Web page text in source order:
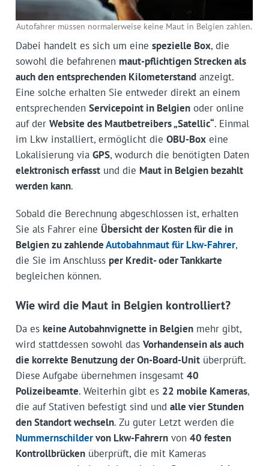
Autofahrer müssen normalerweise keine Maut in Belgien zahlen.
Dabei handelt es sich um eine spezielle Box, die
sowohl die befahrenen maut-pflichtigen Strecken als
auch den entsprechenden Kilometerstandanzeigt.
Eine solche erhalten Sie entweder direkt an einem
entsprechenden Servicepoint in Belgienoder online
auf der Website des Mautbetreibers „Satellic“. Einmal
im Lkw installiert, ermöglicht die OBU-Boxeine
Lokalisierung via GPS, wodurch die benötigten Daten
elektronisch erfasstund die Maut in Belgien bezahlt
werden kann.
Sobald die Berechnung abgeschlossen ist, erhalten
Sie als Fahrer eine Übersicht der Kosten für die in
Belgien zu zahlendeAutobahnmaut für Lkw-Fahrer,
die Sie im Anschluss per Kredit- oder Tankkarte
begleichen können.
Wie wird die Maut in Belgien kontrolliert?
Da es keine Autobahnvignette in Belgienmehr gibt,
wird stattdessen sowohl das Vorhandensein als auch
die korrekte Benutzung der On-Board-Unitüberprüft.
Diese Aufgabe übernehmen insgesamt 40
Polizeibeamte. Weiterhin gibt es 22 mobile Kameras,
die auf Stativen befestigt sind und alle vier Stunden
den Standort wechseln. Zu guter Letzt werden die
Nummernschildervon Lkw-Fahrernvon 40 festen
Kontrollbrückenüberprüft, die mit Kameras